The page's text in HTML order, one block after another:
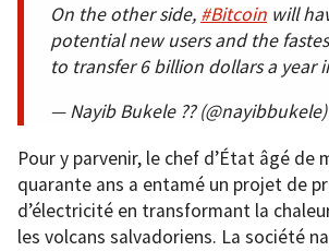
On the other side, #Bitcoin will
potential new users and the
to transfer 6 billion dollars a year
— Nayib Bukele ?? (@nayibbukele)
Pour y parvenir, le chef d’État âgé de
quarante ans a entamé un projet de
d’électricité en transformant la
les volcans salvadoriens. La société